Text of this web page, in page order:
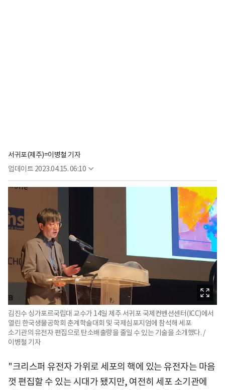
서귀포(제주)=이병철 기자
업데이트 2023.04.15. 06:10
김진수 싱가포르국립대 교수가 14일 제주 서귀포 국제컨벤션센터(ICC)에서
열린 한국생물공학회 춘계학술대회 및 국제심포지엄에 참석해 세포
소기관의 유전자 편집으로 탄소배출량을 줄일 수 있는 기술을 소개했다. /
이병철 기자
"크리스퍼 유전자 가위로 세포의 핵에 있는 유전자는 마음
껏 편집할 수 있는 시대가 됐지만, 여전히 세포 소기관에